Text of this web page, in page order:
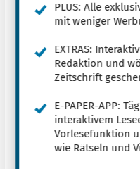
PLUS: Alle
mit weniger
EXTRAS:
Redaktion und
Zeitschrift
E-PAPER-APP:
interaktivem
Vorlesefunktion
wie Rätseln und